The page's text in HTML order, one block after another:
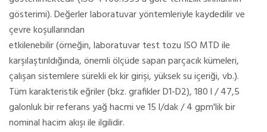
gösterimi). Değerler laboratuvar yöntemleriyle kaydedilir ve
çevre koşullarından
etkilenebilir (örneğin, laboratuvar test tozu ISO MTD ile
karşılaştırıldığında, önemli ölçüde sapan parçacık kümeleri,
çalışan sistemlere sürekli ek kir girişi, yüksek su içeriği, vb.).
Tüm karakteristik eğriler (bkz. grafikler D1-D2), 180 l / 47,5
galonluk bir referans yağ hacmi ve 15 l/dak / 4 gpm'lik bir
nominal hacim akışı ile ilgilidir.